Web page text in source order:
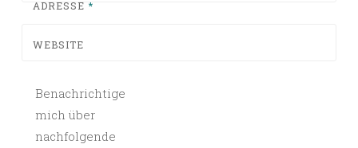
ADRESSE *
WEBSITE
Benachrichtige
mich über
nachfolgende